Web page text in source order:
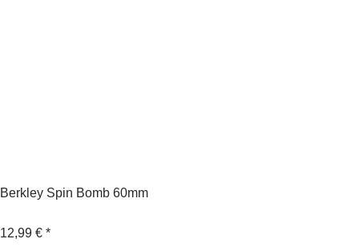
Berkley Spin Bomb 60mm
12,99 € *